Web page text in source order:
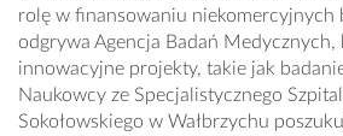
rolę w finansowaniu niekomercyjnych
odgrywa Agencja Badań Medycznych,
innowacyjne projekty, takie jak
Naukowcy ze Specjalistycznego
Sokołowskiego w Wałbrzychu